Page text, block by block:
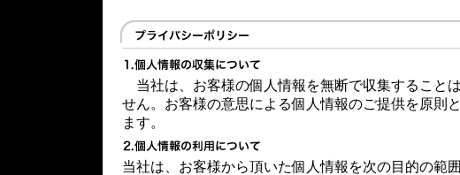
当社は、お客様の個人情報を無断で収集すること
せん。お客様の意思による個人情報のご提供を原則
ます。
当社は、お客様から頂いた個人情報を次の目的の範